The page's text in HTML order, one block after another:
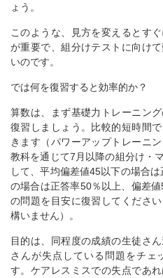
ょう。
このような、見方を変えるとす
が重要で、組分けテストに向け
いのです。
では何を復習すると効率的か？
算数は、まず基礎力トレーニン
復習しましょう。比較的短時間
きます（パワーアップトレーニ
教科を通じて7月以降の組分け・
して、平均偏差値45以下の場合
の場合は正答率50％以上、偏差
の問題を目安に復習してくださ
構いません）。
目的は、同程度の成績の生徒さ
さんが失点している問題をチェ
す。ケアレスミスでの失点であ